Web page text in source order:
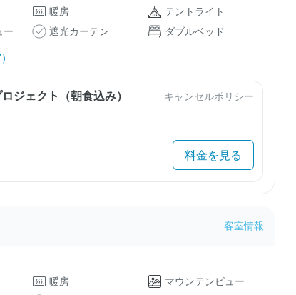
暖房
テントライト
ー
遮光カーテン ダブルベッド
ジェクト（朝食込み） キャンセルポリシー
料金を見る
客室情報
暖房
マウンテンビュー